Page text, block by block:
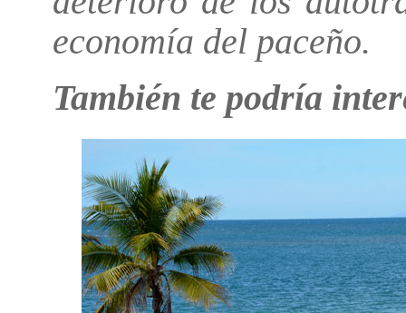
economía del paceño.
También te podría